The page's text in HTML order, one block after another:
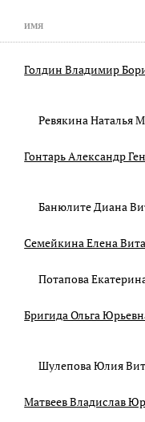
ИМЯ
Голдин Владимир
Ревякина Наталья
Гонтарь Александр
Банюлите Диана
Семейкина Елена
Потапова
Бригида Ольга
Шулепова Юлия
Матвеев Владислав